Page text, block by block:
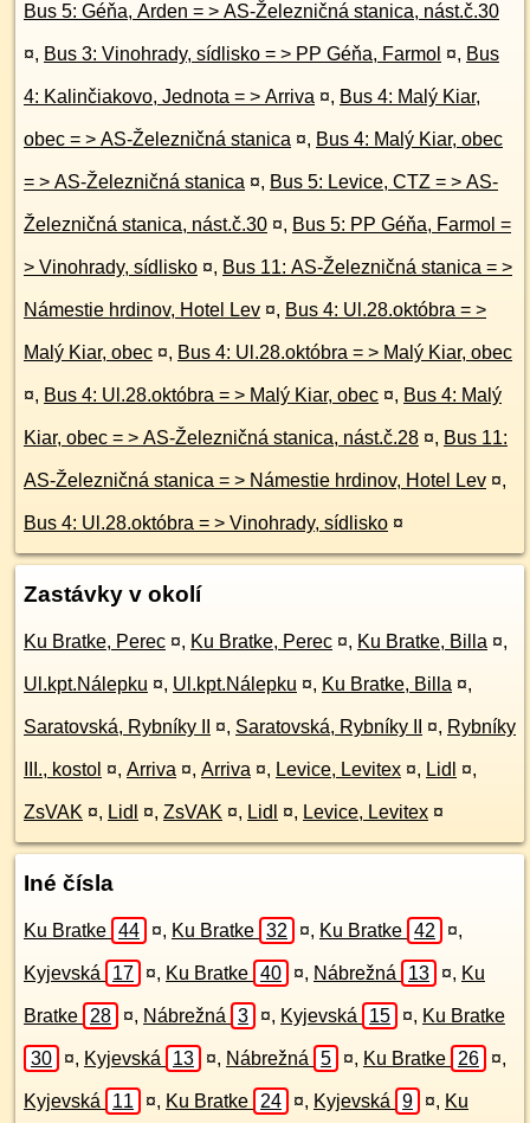
Bus 5: Géňa, Arden = > AS-Železničná stanica, nást.č.30
¤, Bus 3: Vinohrady, sídlisko = > PP Géňa, Farmol ¤, Bus
4: Kalinčiakovo, Jednota = > Arriva ¤, Bus 4: Malý Kiar,
obec = > AS-Železničná stanica ¤, Bus 4: Malý Kiar, obec
= > AS-Železničná stanica ¤, Bus 5: Levice, CTZ = > AS-
Železničná stanica, nást.č.30 ¤, Bus 5: PP Géňa, Farmol =
> Vinohrady, sídlisko ¤, Bus 11: AS-Železničná stanica = >
Námestie hrdinov, Hotel Lev ¤, Bus 4: Ul.28.októbra = >
Malý Kiar, obec ¤, Bus 4: Ul.28.októbra = > Malý Kiar, obec
¤, Bus 4: Ul.28.októbra = > Malý Kiar, obec ¤, Bus 4: Malý
Kiar, obec = > AS-Železničná stanica, nást.č.28 ¤, Bus 11:
AS-Železničná stanica = > Námestie hrdinov, Hotel Lev ¤,
Bus 4: Ul.28.októbra = > Vinohrady, sídlisko ¤
Zastávky v okolí
Ku Bratke, Perec ¤, Ku Bratke, Perec ¤, Ku Bratke, Billa ¤,
Ul.kpt.Nálepku ¤, Ul.kpt.Nálepku ¤, Ku Bratke, Billa ¤,
Saratovská, Rybníky II ¤, Saratovská, Rybníky II ¤, Rybníky
III., kostol ¤, Arriva ¤, Arriva ¤, Levice, Levitex ¤, Lidl ¤,
ZsVAK ¤, Lidl ¤, ZsVAK ¤, Lidl ¤, Levice, Levitex ¤
Iné čísla
Ku Bratke 44 ¤, Ku Bratke 32 ¤, Ku Bratke 42 ¤,
Kyjevská 17 ¤, Ku Bratke 40 ¤, Nábrežná 13 ¤, Ku
Bratke 28 ¤, Nábrežná 3 ¤, Kyjevská 15 ¤, Ku Bratke
30 ¤, Kyjevská 13 ¤, Nábrežná 5 ¤, Ku Bratke 26 ¤,
Kyjevská 11 ¤, Ku Bratke 24 ¤, Kyjevská 9 ¤, Ku